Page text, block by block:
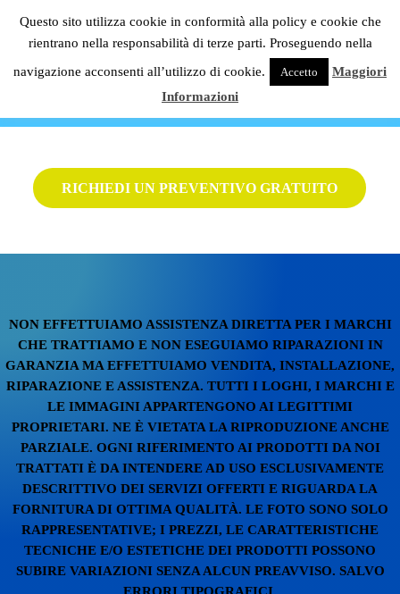
C.S.G. Impianti
Menu
RICHIEDI UN PREVENTIVO GRATUITO
NON EFFETTUIAMO ASSISTENZA DIRETTA PER I MARCHI
CHE TRATTIAMO E NON ESEGUIAMO RIPARAZIONI IN
GARANZIA MA EFFETTUIAMO VENDITA, INSTALLAZIONE,
RIPARAZIONE E ASSISTENZA. TUTTI I LOGHI, I MARCHI E
LE IMMAGINI APPARTENGONO AI LEGITTIMI
PROPRIETARI. NE È VIETATA LA RIPRODUZIONE ANCHE
PARZIALE. OGNI RIFERIMENTO AI PRODOTTI DA NOI
TRATTATI È DA INTENDERE AD USO ESCLUSIVAMENTE
DESCRITTIVO DEI SERVIZI OFFERTI E RIGUARDA LA
FORNITURA DI OTTIMA QUALITÀ. LE FOTO SONO SOLO
RAPPRESENTATIVE; I PREZZI, LE CARATTERISTICHE
TECNICHE E/O ESTETICHE DEI PRODOTTI POSSONO
SUBIRE VARIAZIONI SENZA ALCUN PREAVVISO. SALVO
ERRORI TIPOGRAFICI.
Questo sito utilizza cookie in conformità alla policy e cookie che
rientrano nella responsabilità di terze parti. Proseguendo nella
navigazione acconsenti all’utilizzo di cookie.
Accetto
Maggiori
Informazioni